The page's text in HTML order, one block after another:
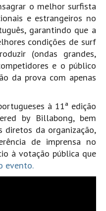
o melhor surfista
e estrangeiros no
garantindo que a
condições de surf
(ondas grandes,
e o público
da prova com apenas
à 11ª edição
by Billabong, bem
da organização,
de imprensa no
à votação pública que
evento.